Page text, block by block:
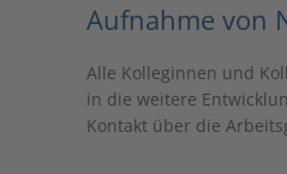
Aufnahme von
Alle Kolleginnen und
in die weitere
Kontakt über die